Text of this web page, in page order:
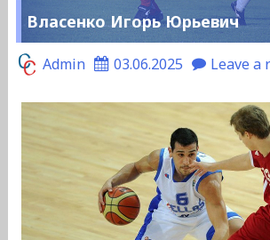
Власенко Игорь Юрьевич
Admin 03.06.2025 Leave a